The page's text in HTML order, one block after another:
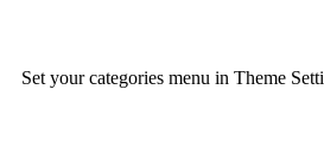
Set your categories menu in Theme